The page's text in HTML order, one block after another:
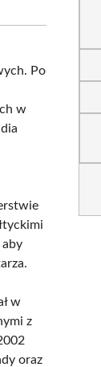
Po
w
w
z
oraz